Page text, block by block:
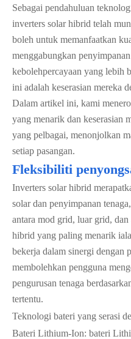
Sebagai pendahuluan
inverters solar hibrid telah
boleh untuk memanfaatkan
menggabungkan
kebolehpercayaan yang lebih
ini adalah keserasian mereka
Dalam artikel ini, kami
yang menarik dan keserasian
yang pelbagai, menonjolkan
setiap pasangan.
Fleksibiliti
Inverters solar hibrid
solar dan penyimpanan
antara mod grid, luar grid,
hibrid yang paling menarik
bekerja dalam sinergi dengan
membolehkan pengguna
pengurusan tenaga
tertentu.
Teknologi bateri yang serasi
Bateri Lithium-Ion: bateri